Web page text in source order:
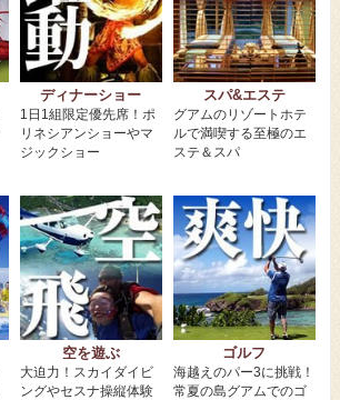
ディナーショー
1日1組限定優先席！ポ
リネシアンショーやマ
ジックショー
スパ&エステ
グアムのリゾートホテ
ルで満喫する至極のエ
ステ＆スパ
空を遊ぶ
大迫力！スカイダイビ
ングやセスナ操縦体験
ゴルフ
海越えのパー3に挑戦！
常夏の島グアムでのゴ